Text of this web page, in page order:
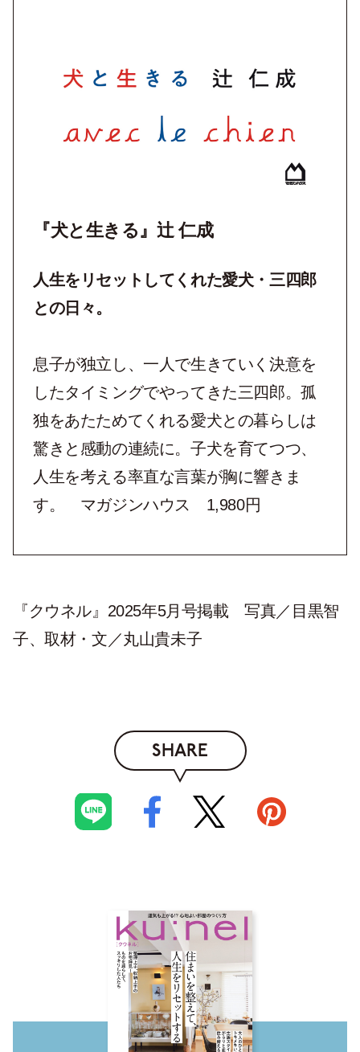
『犬と生きる』辻 仁成
人生をリセットしてくれた愛犬・三四郎
との日々。
息子が独立し、一人で生きていく決意を
したタイミングでやってきた三四郎。孤
独をあたためてくれる愛犬との暮らしは
驚きと感動の連続に。子犬を育てつつ、
人生を考える率直な言葉が胸に響きま
す。 マガジンハウス 1,980円
『クウネル』2025年5月号掲載 写真／目黒智
子、取材・文／丸山貴未子
SHARE